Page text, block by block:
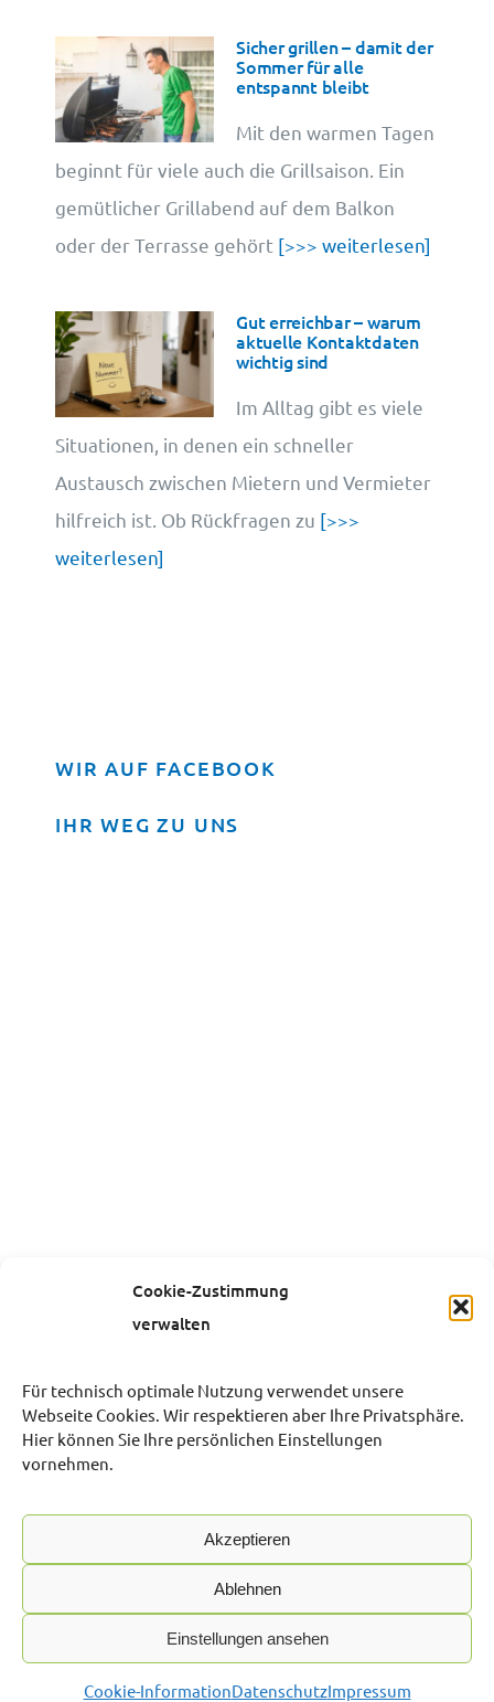
Cookie-Zustimmung
verwalten
Für technisch optimale Nutzung verwendet unsere
Webseite Cookies. Wir respektieren aber Ihre Privatsphäre.
Hier können Sie Ihre persönlichen Einstellungen
vornehmen.
Akzeptieren
Ablehnen
Einstellungen ansehen
Cookie-InformationDatenschutzImpressum
Sicher grillen – damit der
Sommer für alle
entspannt bleibt
Mit den warmen Tagen
beginnt für viele auch die Grillsaison. Ein
gemütlicher Grillabend auf dem Balkon
oder der Terrasse gehört [>>> weiterlesen]
Gut erreichbar – warum
aktuelle Kontaktdaten
wichtig sind
Im Alltag gibt es viele
Situationen, in denen ein schneller
Austausch zwischen Mietern und Vermieter
hilfreich ist. Ob Rückfragen zu [>>>
weiterlesen]
WIR AUF FACEBOOK
IHR WEG ZU UNS
© 2026 | Mark Wohnungsgesellschaft mbH